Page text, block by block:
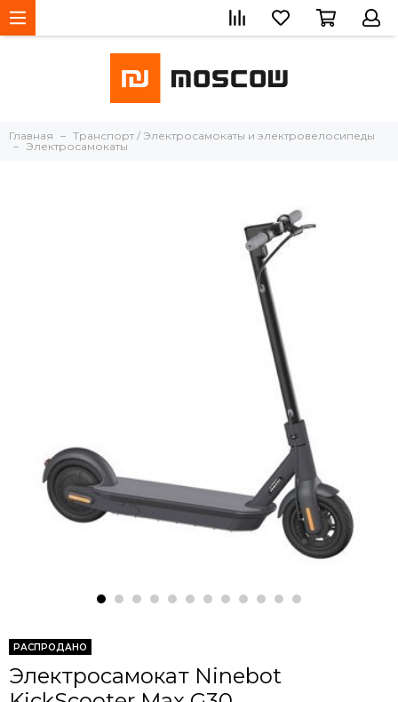
Главная
Транспорт / Электросамокаты и электровелосипеды
Электросамокаты
РАСПРОДАНО
Электросамокат Ninebot